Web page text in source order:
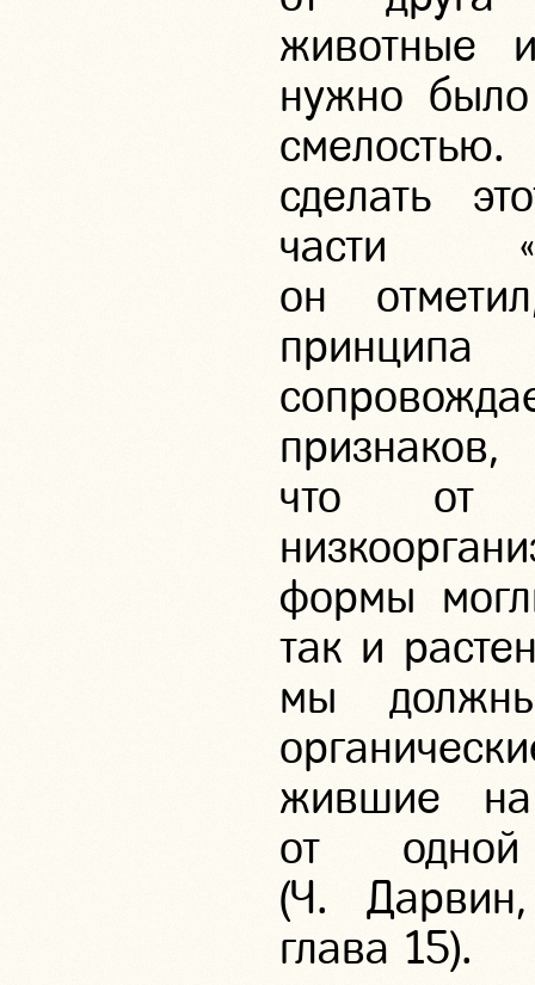
животные
нужно
сделать
части
он
принципа
признаков,
что от
формы
так и
мы
жившие на
от
(Ч. Дарвин,
глава 15).